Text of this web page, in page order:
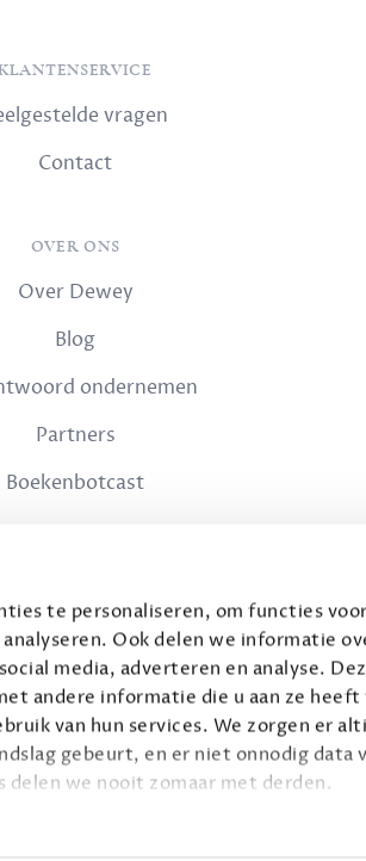
te personaliseren, om functies
Ook delen we informatie
media, adverteren en analyse.
andere informatie die u aan ze
van hun services. We zorgen er
gebeurt, en er niet onnodig data
we nooit zomaar met derden.
vragen
Contact
OVER ONS
Over Dewey
Blog
ondernemen
Partners
Boekenbotcast
Privacy
Voorwaarden
Connaisseur B.V.